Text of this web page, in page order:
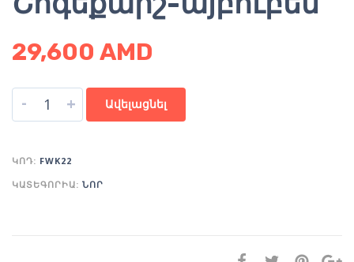
29,600 AMD
- + Ավելացնել
ԿՈԴ: FWK22
ԿԱՏԵԳՈՐԻԱ: ՆՈՐ